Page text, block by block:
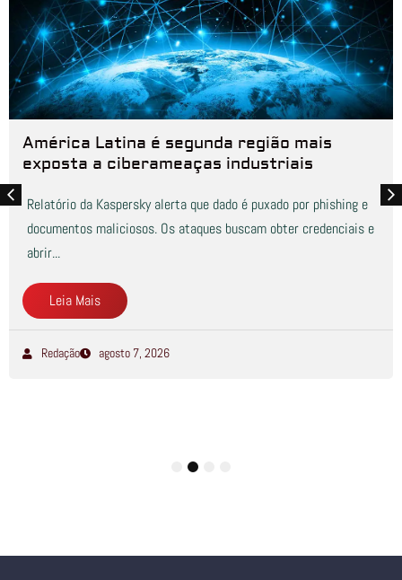
América Latina é segunda região mais
exposta a ciberameaças industriais
Relatório da Kaspersky alerta que dado é puxado por phishing e
documentos maliciosos. Os ataques buscam obter credenciais e
abrir...
Leia Mais
Redação agosto 7, 2026